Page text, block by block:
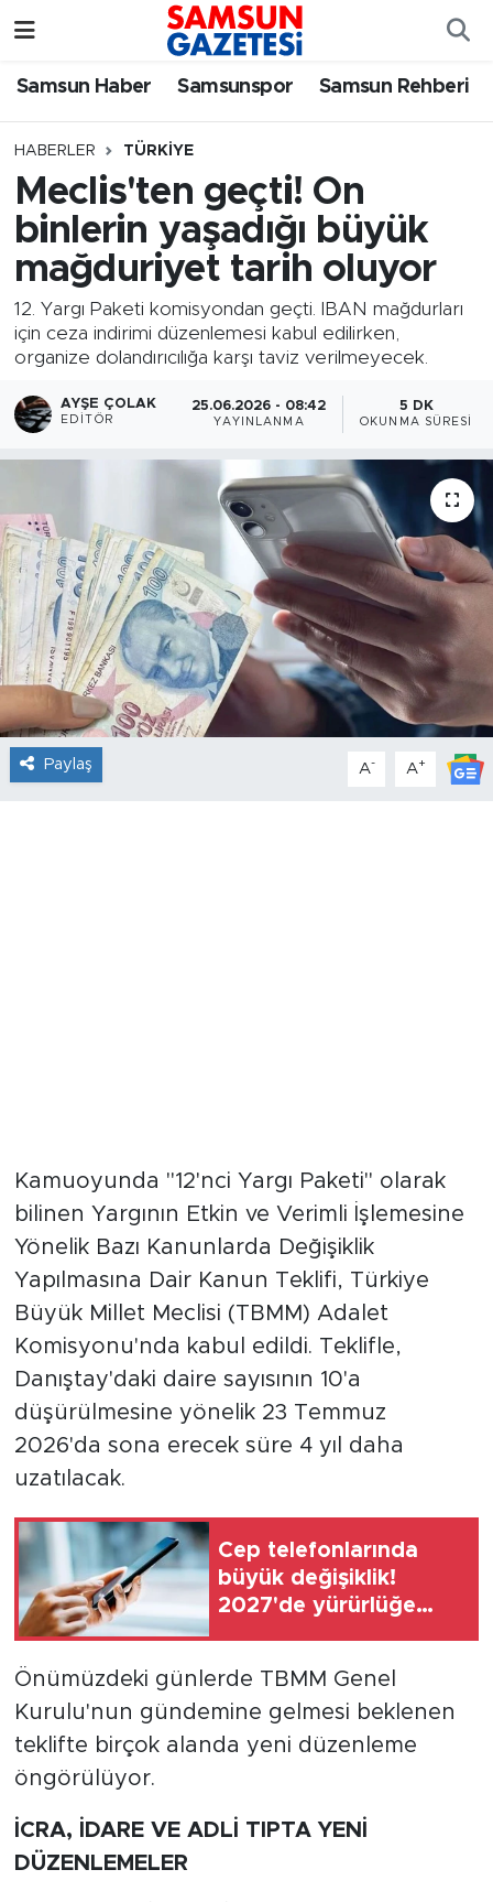
Samsun Haber Samsunspor Samsun Rehberi
HABERLER TÜRKIYE
Meclis'ten geçti! On
binlerin yaşadığı büyük
mağduriyet tarih oluyor
12. Yargı Paketi komisyondan geçti. IBAN mağdurları
için ceza indirimi düzenlemesi kabul edilirken,
organize dolandırıcılığa karşı taviz verilmeyecek.
AYŞE ÇOLAK
EDITÖR
25.06.2026 - 08:42
YAYINLANMA
5 DK
OKUNMA SÜRESI
Paylaş A- A+
Kamuoyunda "12'nci Yargı Paketi" olarak
bilinen Yargının Etkin ve Verimli İşlemesine
Yönelik Bazı Kanunlarda Değişiklik
Yapılmasına Dair Kanun Teklifi, Türkiye
Büyük Millet Meclisi (TBMM) Adalet
Komisyonu'nda kabul edildi. Teklifle,
Danıştay'daki daire sayısının 10'a
düşürülmesine yönelik 23 Temmuz
2026'da sona erecek süre 4 yıl daha
uzatılacak.
Cep telefonlarında
büyük değişiklik!
2027'de yürürlüğe
Önümüzdeki günlerde TBMM Genel
Kurulu'nun gündemine gelmesi beklenen
teklifte birçok alanda yeni düzenleme
öngörülüyor.
İCRA, İDARE VE ADLİ TIPTA YENİ
DÜZENLEMELER
Samsun Haber
Samsunspor
Samsun Rehberi
Resmi İlanlar
Samsun Nöbetçi Eczaneler
Samsun Hava Durumu
SAMSUN Namaz Vakitleri
Samsun Trafik Yoğunluk Haritası
Süper Lig Puan Durumu ve Fikstür
Tüm Manşetler
Son Dakika Haberleri